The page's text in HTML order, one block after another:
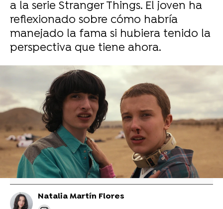
a la serie Stranger Things. El joven ha
reflexionado sobre cómo habría
manejado la fama si hubiera tenido la
perspectiva que tiene ahora.
Vídeo: Netflix | Foto: Netflix
Finn Wolfhard confiesa cómo quiere que
termine Stranger Things, y hay diferencia
de opiniones
Natalia Martín Flores